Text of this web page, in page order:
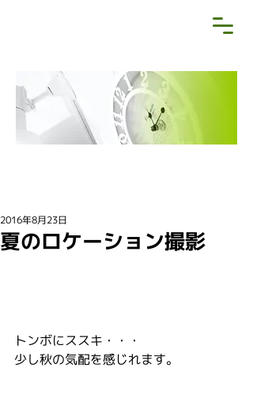
夏のロケーション撮影
2016年8月23日
トンボにススキ・・・
少し秋の気配を感じれます。